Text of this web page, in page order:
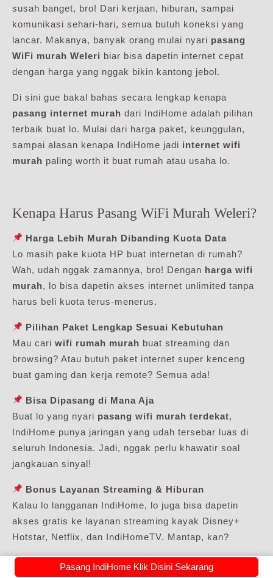
susah banget, bro! Dari kerjaan, hiburan, sampai
komunikasi sehari-hari, semua butuh koneksi yang
lancar. Makanya, banyak orang mulai nyari pasang
WiFi murah Weleri biar bisa dapetin internet cepat
dengan harga yang nggak bikin kantong jebol.
Di sini gue bakal bahas secara lengkap kenapa
pasang internet murah dari IndiHome adalah pilihan
terbaik buat lo. Mulai dari harga paket, keunggulan,
sampai alasan kenapa IndiHome jadi internet wifi
murah paling worth it buat rumah atau usaha lo.
Kenapa Harus Pasang WiFi Murah Weleri?
Harga Lebih Murah Dibanding Kuota Data
Lo masih pake kuota HP buat internetan di rumah?
Wah, udah nggak zamannya, bro! Dengan harga wifi
murah, lo bisa dapetin akses internet unlimited tanpa
harus beli kuota terus-menerus.
Pilihan Paket Lengkap Sesuai Kebutuhan
Mau cari wifi rumah murah buat streaming dan
browsing? Atau butuh paket internet super kenceng
buat gaming dan kerja remote? Semua ada!
Bisa Dipasang di Mana Aja
Buat lo yang nyari pasang wifi murah terdekat,
IndiHome punya jaringan yang udah tersebar luas di
seluruh Indonesia. Jadi, nggak perlu khawatir soal
jangkauan sinyal!
Bonus Layanan Streaming & Hiburan
Kalau lo langganan IndiHome, lo juga bisa dapetin
akses gratis ke layanan streaming kayak Disney+
Hotstar, Netflix, dan IndiHomeTV. Mantap, kan?
Pasang IndiHome Klik Disini Sekarang